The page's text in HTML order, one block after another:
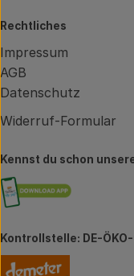
Rechtliches
Impressum
AGB
Datenschutz
Widerruf-Formular
Kennst du schon
Externer
Kontrollstelle: DE-